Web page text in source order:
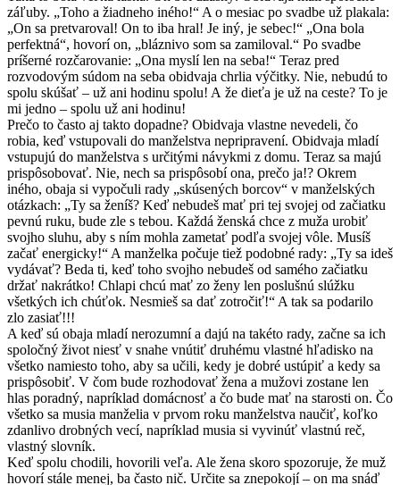
záľu­by. „Toho a žiadneho iného!“ A o mesiac po svadbe už plakala:
„On sa pretva­roval! On to iba hral! Je iný, je sebec!“ „Ona bola
perfektná“, hovorí on, „bláznivo som sa zamiloval.“ Po svadbe
príšerné rozčarovanie: „Ona myslí len na seba!“ Teraz pred
rozvodovým súdom na seba obidvaja chrlia výčitky. Nie, nebudú to
spolu skúšať – už ani hodinu spolu! A že dieťa je už na ceste? To je
mi jedno – spolu už ani hodinu!
Prečo to často aj takto dopadne? Obidvaja vlastne nevedeli, čo
robia, keď vstupovali do manželstva nepripravení. Obidvaja mladí
vstupujú do manželstva s určitými návykmi z domu. Teraz sa majú
prispôsobovať. Nie, nech sa prispôsobí ona, prečo ja!? Okrem
iného, obaja si vypočuli rady „skúsených borcov“ v manželských
otázkach: „Ty sa ženíš? Keď nebudeš mať pri tej svojej od začiatku
pevnú ruku, bude zle s tebou. Každá ženská chce z muža urobiť
svojho sluhu, aby s ním mohla zametať podľa svojej vô­le. Musíš
začať energicky!“ A manželka počuje tiež podobné rady: „Ty sa ideš
vydávať? Beda ti, keď toho svojho nebudeš od samého začiatku
držať nakrátko! Chlapi chcú mať zo ženy len poslušnú slúžku
všetkých ich chúťok. Nesmieš sa dať zotročiť!“ A tak sa podarilo
zlo zasiať!!!
A keď sú obaja mladí nerozumní a dajú na takéto rady, začne sa ich
spoločný život niesť v snahe vnútiť druhému vlastné hľadisko na
všetko namiesto toho, aby sa učili, kedy je dobré ustúpiť a kedy sa
prispôsobiť. V čom bude rozhodovať žena a mužovi zostane len
hlas poradný, napríklad domácnosť a čo bude mať na starosti on. Čo
všetko sa musia manželia v prvom roku manželstva naučiť, koľko
zdanlivo drobných vecí, napríklad musia si vyvinúť vlastnú reč,
vlastný slovník.
Keď spolu chodili, hovorili veľa. Ale žena skoro spozoruje, že muž
hovorí stále me­nej, ba často nič. Určite sa znepokojí – on ma snáď